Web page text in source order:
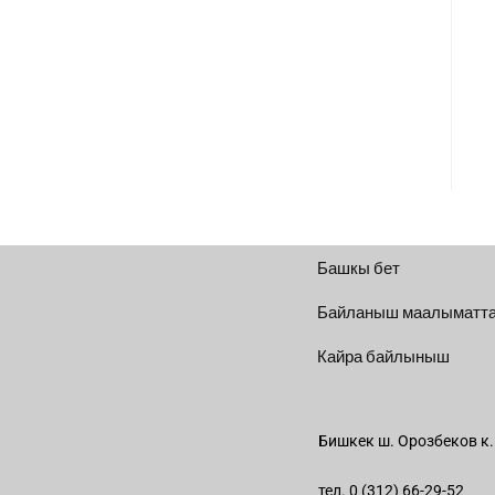
Башкы бет
Байланыш
Кайра байлыныш
Бишкек ш. Орозбеков
тел. 0 (312) 66-29-52